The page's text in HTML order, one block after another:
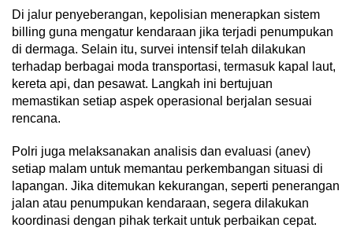
Di jalur penyeberangan, kepolisian menerapkan sistem
billing guna mengatur kendaraan jika terjadi penumpukan
di dermaga. Selain itu, survei intensif telah dilakukan
terhadap berbagai moda transportasi, termasuk kapal laut,
kereta api, dan pesawat. Langkah ini bertujuan
memastikan setiap aspek operasional berjalan sesuai
rencana.
Polri juga melaksanakan analisis dan evaluasi (anev)
setiap malam untuk memantau perkembangan situasi di
lapangan. Jika ditemukan kekurangan, seperti penerangan
jalan atau penumpukan kendaraan, segera dilakukan
koordinasi dengan pihak terkait untuk perbaikan cepat.